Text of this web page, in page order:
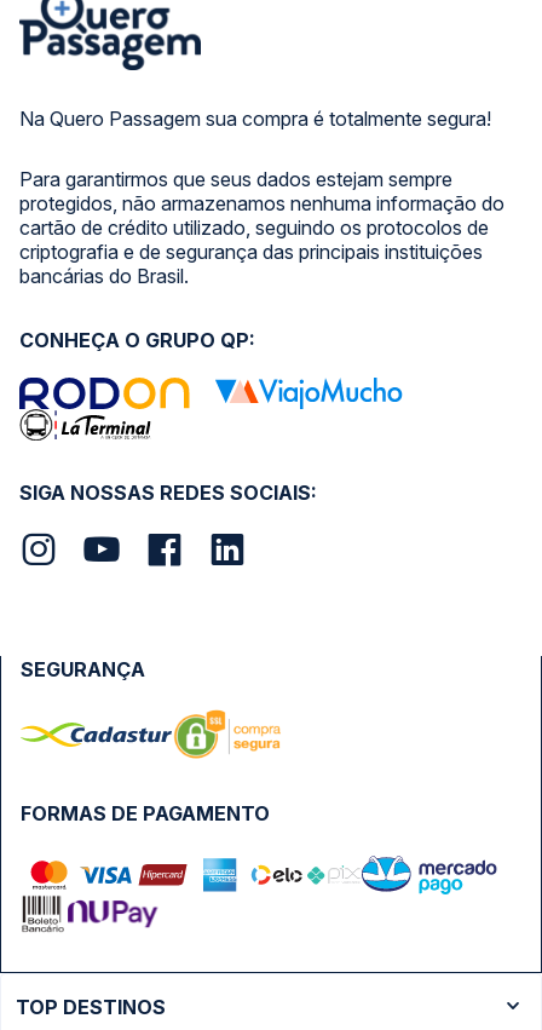
Na Quero Passagem sua compra é totalmente segura!
Para garantirmos que seus dados estejam sempre
protegidos, não armazenamos nenhuma informação do
cartão de crédito utilizado, seguindo os protocolos de
criptografia e de segurança das principais instituições
bancárias do Brasil.
SIGA NOSSAS REDES SOCIAIS:
CONHEÇA O GRUPO QP:
FORMAS DE PAGAMENTO
SEGURANÇA
TOP DESTINOS